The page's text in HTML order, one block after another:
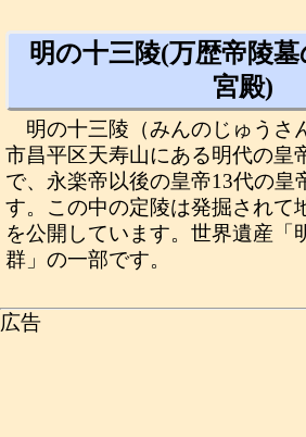
明の十三陵(万歴帝陵
宮殿)
明の十三陵（みんのじゅうさ
市昌平区天寿山にある明代の皇
で、永楽帝以後の皇帝13代の皇
す。この中の定陵は発掘されて
を公開しています。世界遺産「
群」の一部です。
広告